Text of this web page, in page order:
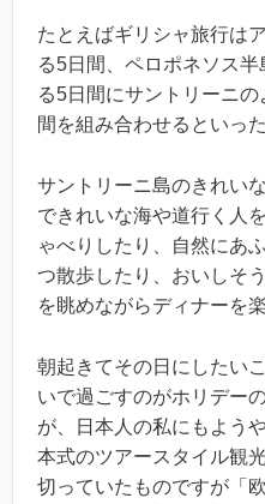
たとえばギリシャ旅行は
る5日間、ペロポネソス
る5日間にサントリーニ
間を組み合わせるといっ
サントリーニ島のきれい
できれいな海や道行く人
ゃべりしたり、自然にあ
つ散歩したり、おいしそ
を眺めながらディナーを
朝起きてその日にしたい
いで過ごすのがホリデー
が、日本人の私にもよう
本式のツアースタイル観
切っていたものですが「